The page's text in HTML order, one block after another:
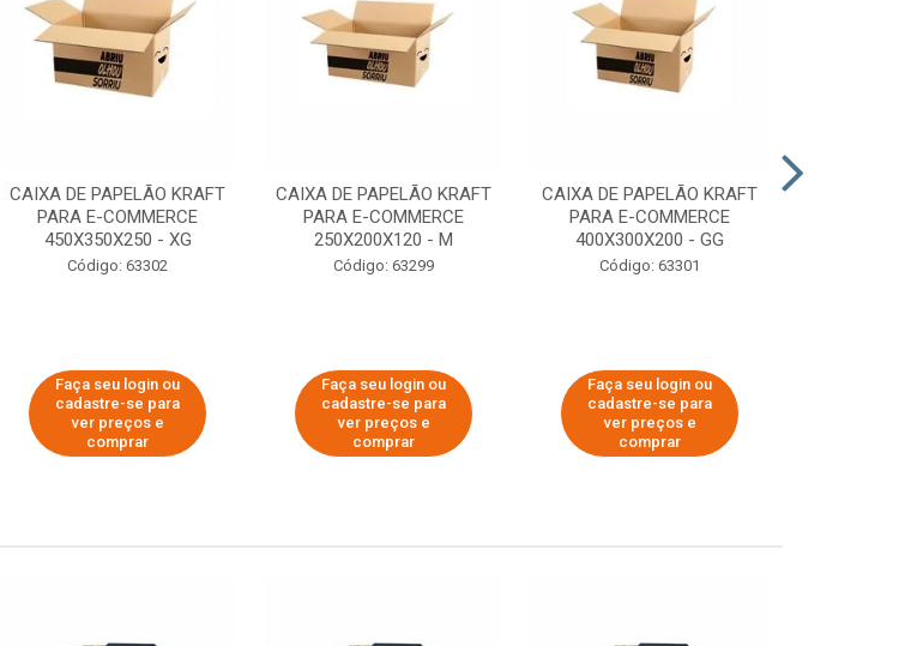
CAIXA DE PAPELÃO KRAFT
PARA E-COMMERCE
450X350X250 - XG
Código: 63302
Faça seu login ou
cadastre-se para
ver preços e
comprar
CAIXA DE PAPELÃO KRAFT
PARA E-COMMERCE
250X200X120 - M
Código: 63299
Faça seu login ou
cadastre-se para
ver preços e
comprar
CAIXA DE PAPELÃO KRAFT
PARA E-COMMERCE
400X300X200 - GG
Código: 63301
Faça seu login ou
cadastre-se para
ver preços e
comprar